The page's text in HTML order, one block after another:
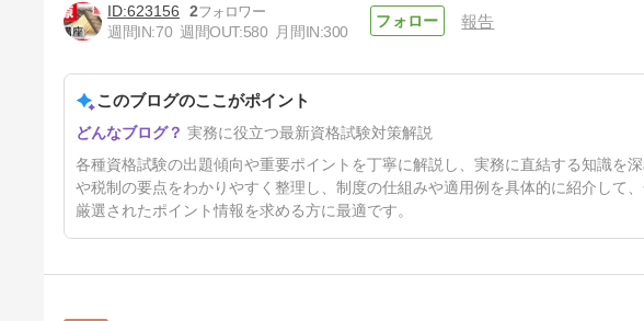
２級学科202501問題16
16時間前
623156
2
週間IN:70 週間OUT:580 月間IN:300
報告
このブログのここがポイント
実務に役立つ最新資格試験対策解説
各種資格試験の出題傾向や重要ポイントを丁寧に解説し、実務に直結する知識を
や税制の要点をわかりやすく整理し、制度の仕組みや適用例を具体的に紹介して
厳選されたポイント情報を求める方に最適です。